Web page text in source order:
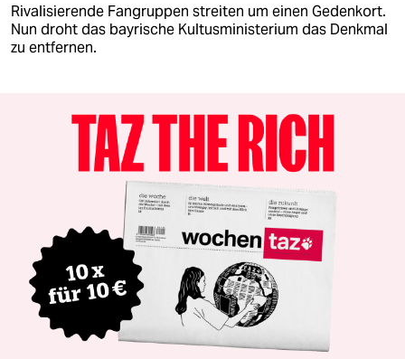
Rivalisierende Fangruppen streiten um einen Gedenkort.
Nun droht das bayrische Kultusministerium das Denkmal
zu entfernen.